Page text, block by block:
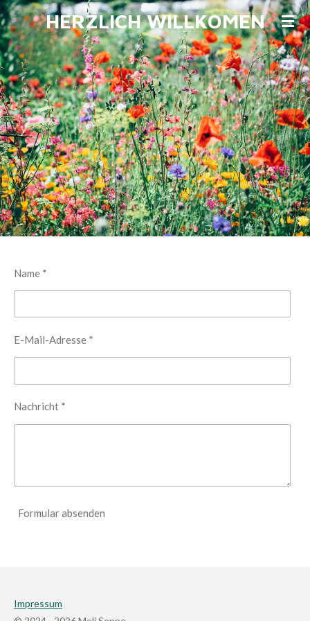
Zum
Hauptinhalt
springen
HERZLICH WILLKOMEN
Name *
E-Mail-Adresse *
Nachricht *
Formular absenden
Impressum